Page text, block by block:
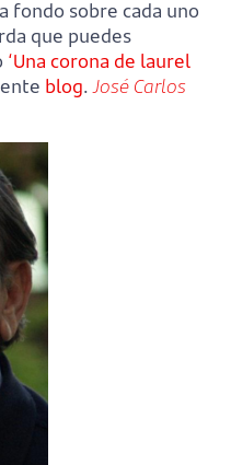
fondo sobre cada uno
que puedes
‘Una corona de laurel
blog.José Carlos